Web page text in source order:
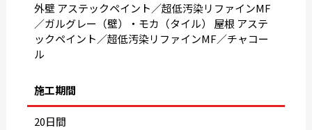
外壁 アステックペイント／超低汚染リファインMF
／ガルグレー（壁）・モカ（タイル） 屋根 アステ
ックペイント／超低汚染リファインMF／チャコー
ル
施工期間
20日間